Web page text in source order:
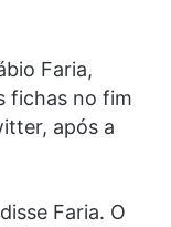
Faria,
fichas no fim
após a
Faria. O